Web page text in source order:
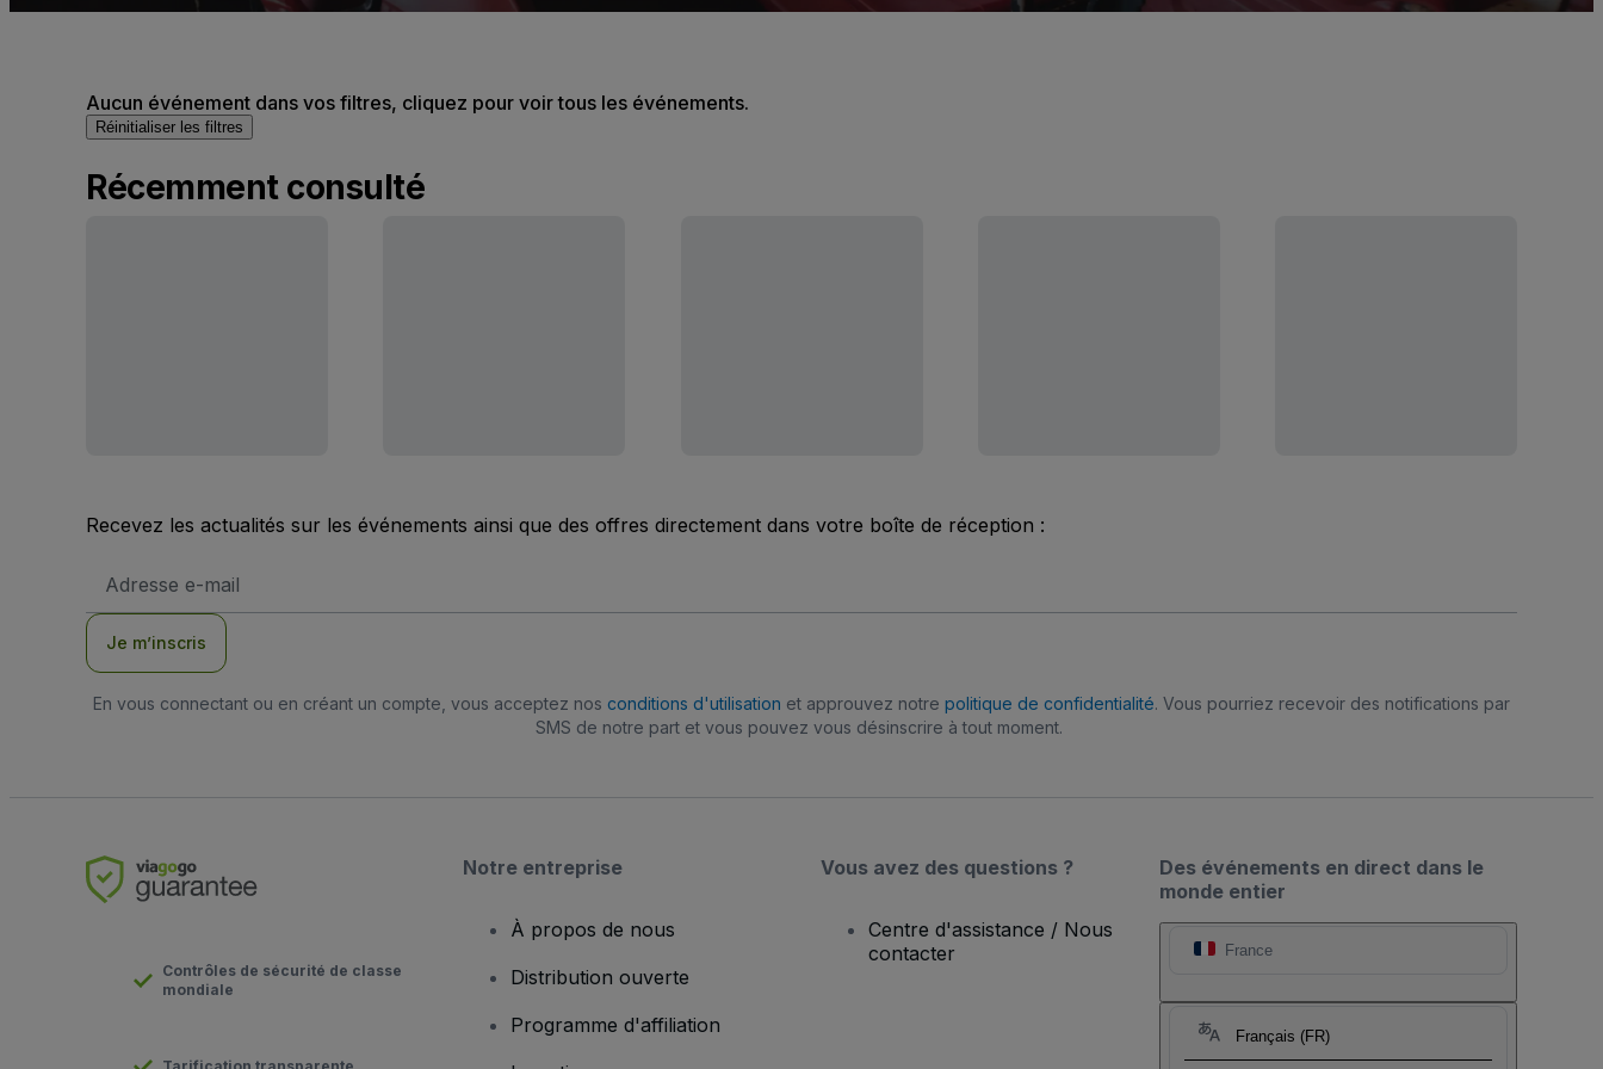
Aucun événement dans vos filtres, cliquez pour voir tous les événements.
Réinitialiser les filtres
Récemment consulté
Recevez les actualités sur les événements ainsi que des offres directement dans votre boîte de réception :
e-
Je m’inscris
En vous connectant ou en créant un compte, vous acceptez nos conditions d'utilisation et approuvez notre politique de confidentialité. Vous pourriez recevoir des notifications par
SMS de notre part et vous pouvez vous désinscrire à tout moment.
Des événements en direct dans le
monde entier
France
Français (FR)
Contrôles de sécurité de classe
mondiale
Notre entreprise
À propos de nous
Distribution ouverte
Programme d'affiliation
Vous avez des questions ?
Centre d'assistance / Nous
contacter